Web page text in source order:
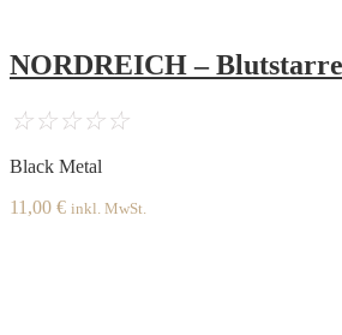
NORDREICH –
☆☆☆☆☆
Black Metal
11,00 € inkl. MwSt.